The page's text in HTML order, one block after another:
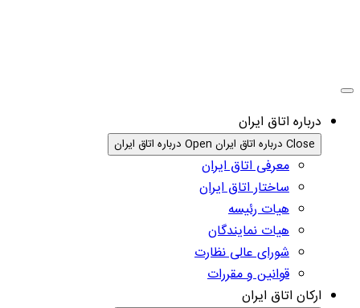
درباره اتاق ایران
Close درباره اتاق ایران Open درباره اتاق ایران
معرفی اتاق ایران
ساختار اتاق ایران
هیات رئیسه
هیات نمایندگان
شورای عالی نظارت
قوانین و مقررات
ارکان اتاق ایران